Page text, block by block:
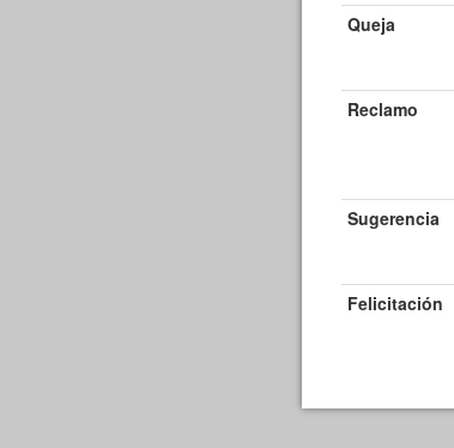
Queja
Reclamo
Sugerencia
Felicitación